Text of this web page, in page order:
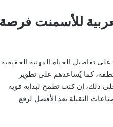
للأسمنت فرصة
تفاصيل الحياة المهنية الحقيقية
كما يُساعدهم على تطوير
ذلك، إن كنت تطمح لبداية قوية
الثقيلة يعد الأفضل لرفع